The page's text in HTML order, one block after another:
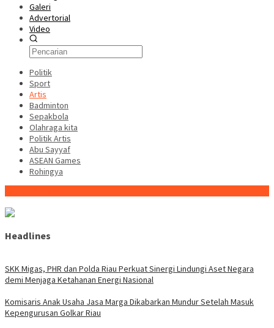
Galeri
Advertorial
Video
Politik
Sport
Artis
Badminton
Sepakbola
Olahraga kita
Politik Artis
Abu Sayyaf
ASEAN Games
Rohingya
Headlines
SKK Migas, PHR dan Polda Riau Perkuat Sinergi Lindungi Aset Negara
demi Menjaga Ketahanan Energi Nasional
Komisaris Anak Usaha Jasa Marga Dikabarkan Mundur Setelah Masuk
Kepengurusan Golkar Riau